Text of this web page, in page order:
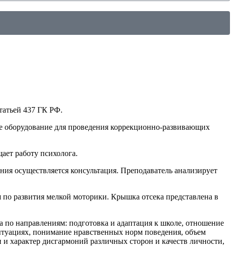
437 ГК РФ.
оборудование для проведения коррекционно-развивающих
работу психолога.
осуществляется консультация. Преподаватель анализирует
развития мелкой моторики. Крышка отсека представлена в
по направлениям: подготовка и адаптация к школе, отношение
понимание нравственных норм поведения, объем
дисгармоний различных сторон и качеств личности,